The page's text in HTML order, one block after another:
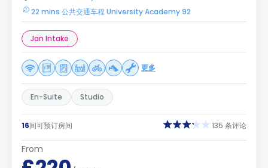
22 mins 公共交通车程 University Academy 92
Jan Intake
更多
En-Suite Studio
16间可预订房间 135 条评论
From